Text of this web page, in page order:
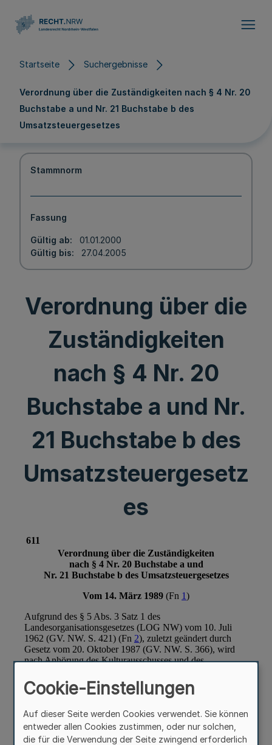
Startseite Suchergebnisse
Verordnung über die Zuständigkeiten nach § 4 Nr. 20
Buchstabe a und Nr. 21 Buchstabe b des
Umsatzsteuergesetzes
Stammnorm
Fassung
Gültig ab
01.01.2000
Gültig bis
27.04.2005
Verordnung über die
Zuständigkeiten
nach § 4 Nr. 20
Buchstabe a und Nr.
21 Buchstabe b des
Umsatzsteuergesetz
es
Cookie-Einstellungen
Auf dieser Seite werden Cookies verwendet. Sie können
entweder allen Cookies zustimmen, oder nur solchen,
die für die Verwendung der Seite zwingend erforderlich